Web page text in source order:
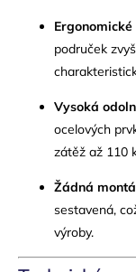
područek
Vysoká
ocelových
zátěž až 110
Žádná
sestavená,
výroby.